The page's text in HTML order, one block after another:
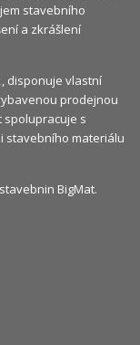
stavebního
a zkrášlení
disponuje vlastní
prodejnou
spolupracuje s
stavebního materiálu
BigMat.